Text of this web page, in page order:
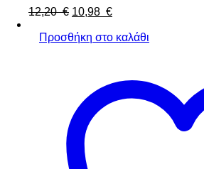
12,20 € 10,98 €
Προσθήκη στο καλάθι